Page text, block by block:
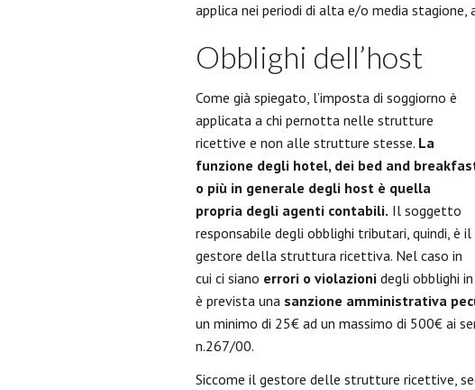
applica nei periodi di alta e/o media stagione,
Obblighi dell’host
Come già spiegato, l’imposta di soggiorno è
applicata a chi pernotta nelle strutture
ricettive e non alle strutture stesse. La
funzione degli hotel, dei bed and
o più in generale degli host è quella
propria degli agenti contabili. Il soggetto
responsabile degli obblighi tributari, quindi, è il
gestore della struttura ricettiva. Nel caso in
cui ci siano errori o violazioni degli obblighi
è prevista una sanzione amministrativa
un minimo di 25€ ad un massimo di 500€ ai
n.267/00.
Siccome il gestore delle strutture ricettive,